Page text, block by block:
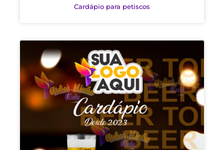
Cardápio para petiscos